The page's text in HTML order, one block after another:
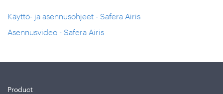
Käyttö- ja asennusohjeet - Safera Airis
Asennusvideo - Safera Airis
Product